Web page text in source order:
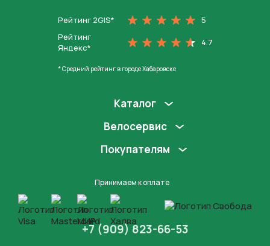
Рейтинг 2GIS*
5
Рейтинг
Яндекс*
4.7
* Средний рейтинг в городе Хабаровске
Каталог
Велосервис
Покупателям
Принимаем к оплате
+7 (909) 823-66-53